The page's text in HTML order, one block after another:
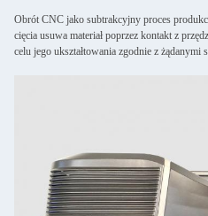
Obrót CNC jako subtrakcyjny proces
cięcia usuwa materiał poprzez kontakt z
celu jego ukształtowania zgodnie z żądanymi